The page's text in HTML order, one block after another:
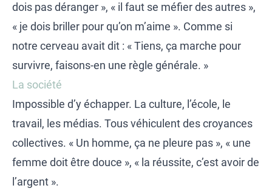
dois pas déranger », « il faut se méfier des autres »,
« je dois briller pour qu’on m’aime ». Comme si
notre cerveau avait dit : « Tiens, ça marche pour
survivre, faisons-en une règle générale. »
La société
Impossible d’y échapper. La culture, l’école, le
travail, les médias. Tous véhiculent des croyances
collectives. « Un homme, ça ne pleure pas », « une
femme doit être douce », « la réussite, c’est avoir de
l’argent ».